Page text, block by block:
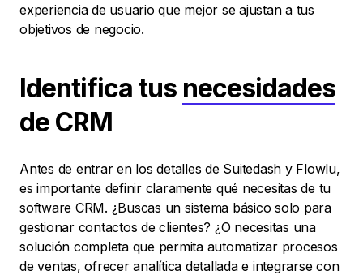
experiencia de usuario que mejor se ajustan a tus
objetivos de negocio.
Identifica tus necesidades
de CRM
Antes de entrar en los detalles de Suitedash y Flowlu,
es importante definir claramente qué necesitas de tu
software CRM. ¿Buscas un sistema básico solo para
gestionar contactos de clientes? ¿O necesitas una
solución completa que permita automatizar procesos
de ventas, ofrecer analítica detallada e integrarse con